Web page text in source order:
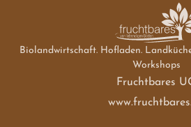
Biolandwirtschaft. Hofladen.
Workshops
Fruchtbares